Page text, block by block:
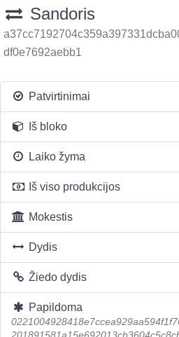
Sandoris
df0e7692aebb1
Patvirtinimai
Iš bloko
Laiko žyma
Iš viso produkcijos
Mokestis
Dydis
Žiedo dydis
Papildoma